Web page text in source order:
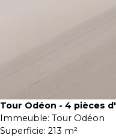
Tour Odéon - 4 pièces
Immeuble: Tour Odéon
Superficie: 213 m²